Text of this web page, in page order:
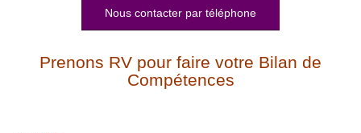
Nous contacter par téléphone
Prenons RV pour faire votre Bilan de
Compétences